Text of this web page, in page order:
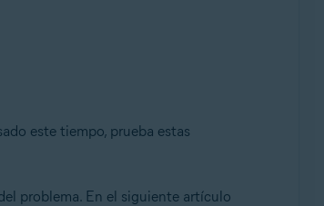
este tiempo, prueba estas
problema. En el siguiente artículo